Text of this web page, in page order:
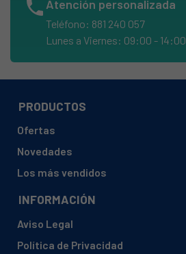
BALAY, S8935-01
BALAY, S8935-02
BAUKNECHT, ED30DO
BAUKNECHT, ED31
BAUKNECHT, ER1621
BAUKNECHT, ER1802CH
BAUKNECHT, ER1802LICH
BAUKNECHT, EV17
phone Atención personalizada
Teléfono: 881 240 057
Lunes a Viernes: 09:00 - 14:00
PRODUCTOS
Ofertas
Novedades
Los más vendidos
INFORMACIÓN
Aviso Legal
Política de Privacidad